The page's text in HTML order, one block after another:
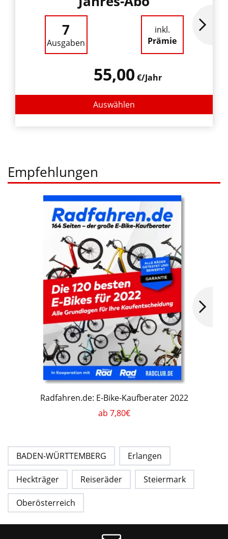
7
Ausgaben
inkl.
Prämie
55,00€/Jahr
Auswählen
Empfehlungen
Radfahren.de: E-Bike-Kaufberater 2022
ab 7,80€
BADEN-WÜRTTEMBERG Erlangen
Heckträger Reiseräder Steiermark
Oberösterreich